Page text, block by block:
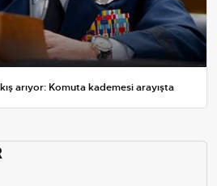
arıyor: Komuta kademesi arayışta